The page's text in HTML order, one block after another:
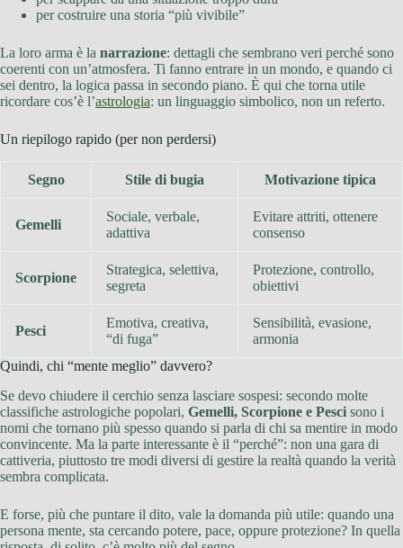
per costruire una storia “più vivibile”
La loro arma è la narrazione: dettagli che sembrano veri perché sono
coerenti con un’atmosfera. Ti fanno entrare in un mondo, e quando ci
sei dentro, la logica passa in secondo piano. È qui che torna utile
ricordare cos’è l’astrologia: un linguaggio simbolico, non un referto.
Un riepilogo rapido (per non perdersi)
Segno Stile di bugia Motivazione tipica
Gemelli
Sociale, verbale,
adattiva
Evitare attriti, ottenere
consenso
Scorpione
Strategica, selettiva,
segreta
Protezione, controllo,
obiettivi
Pesci
Emotiva, creativa,
“di fuga”
Sensibilità, evasione,
armonia
Quindi, chi “mente meglio” davvero?
Se devo chiudere il cerchio senza lasciare sospesi: secondo molte
classifiche astrologiche popolari, Gemelli, Scorpione e Pesci sono i
nomi che tornano più spesso quando si parla di chi sa mentire in modo
convincente. Ma la parte interessante è il “perché”: non una gara di
cattiveria, piuttosto tre modi diversi di gestire la realtà quando la verità
sembra complicata.
E forse, più che puntare il dito, vale la domanda più utile: quando una
persona mente, sta cercando potere, pace, oppure protezione? In quella